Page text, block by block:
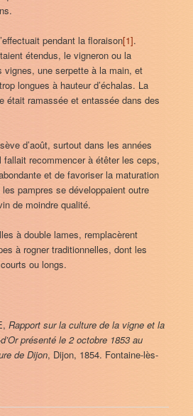
pendant la floraison[1].
étendus, le vigneron ou la
vignes, une serpette à la main, et
longues à hauteur d’échalas. La
était ramassée et entassée dans des
d’août, surtout dans les années
recommencer à étêter les ceps,
et de favoriser la maturation
pampres se développaient outre
de moindre qualité.
à double lames, remplacèrent
à rogner traditionnelles, dont les
ou longs.
Rapport sur la culture de la vigne et la
présenté le 2 octobre 1853 au
de Dijon, Dijon, 1854. Fontaine-lès-